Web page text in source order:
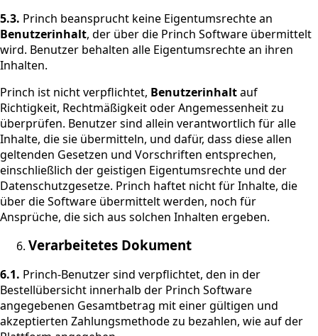
5.3. Princh beansprucht keine Eigentumsrechte an
Benutzerinhalt, der über die Princh Software übermittelt
wird. Benutzer behalten alle Eigentumsrechte an ihren
Inhalten.
Princh ist nicht verpflichtet, Benutzerinhaltauf
Richtigkeit, Rechtmäßigkeit oder Angemessenheit zu
überprüfen. Benutzer sind allein verantwortlich für alle
Inhalte, die sie übermitteln, und dafür, dass diese allen
geltenden Gesetzen und Vorschriften entsprechen,
einschließlich der geistigen Eigentumsrechte und der
Datenschutzgesetze. Princh haftet nicht für Inhalte, die
über die Software übermittelt werden, noch für
Ansprüche, die sich aus solchen Inhalten ergeben.
Verarbeitetes Dokument
6.1. Princh-Benutzer sind verpflichtet, den in der
Bestellübersicht innerhalb der Princh Software
angegebenen Gesamtbetrag mit einer gültigen und
akzeptierten Zahlungsmethode zu bezahlen, wie auf der